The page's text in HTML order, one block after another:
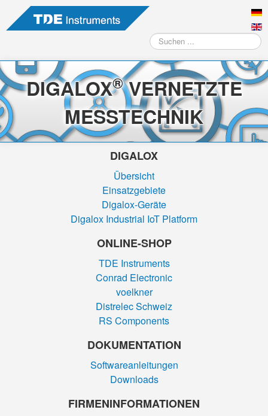
Suchen
...
DIGALOX®VERNETZTE
MESSTECHNIK
DIGALOX
Übersicht
Einsatzgebiete
Digalox-Geräte
Digalox Industrial IoT Platform
ONLINE-SHOP
TDE Instruments
Conrad Electronic
voelkner
Distrelec Schweiz
RS Components
DOKUMENTATION
Softwareanleitungen
Downloads
FIRMEN­INFORMATIONEN